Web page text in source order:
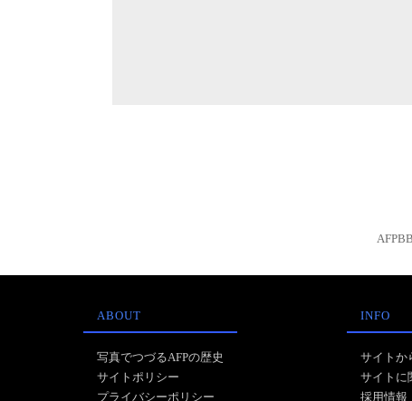
ABOUT
写真でつづるAFPの歴史
サイトポリシー
プライバシーポリシー
INFO
サイトか
サイトに
採用情報